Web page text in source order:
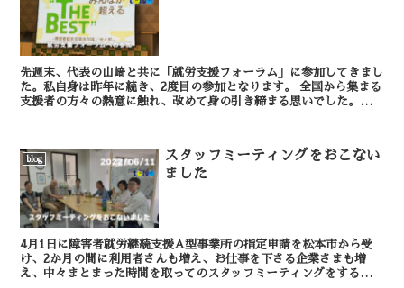
先週末、代表の山﨑と共に「就労支援フォーラム」に参加してきまし
た。私自身は昨年に続き、2度目の参加となります。 全国から集まる
支援者の方々の熱意に触れ、改めて身の引き締まる思いでした。と同
blog
スタッフミーティングをおこない
ました
4月1日に障害者就労継続支援A型事業所の指定申請を松本市から受
け、2か月の間に利用者さんも増え、お仕事を下さる企業さまも増
え、中々まとまった時間を取ってのスタッフミーティングをする事が